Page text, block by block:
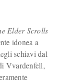
Elder Scrolls
idonea a
schiavi dal
Vvardenfell,